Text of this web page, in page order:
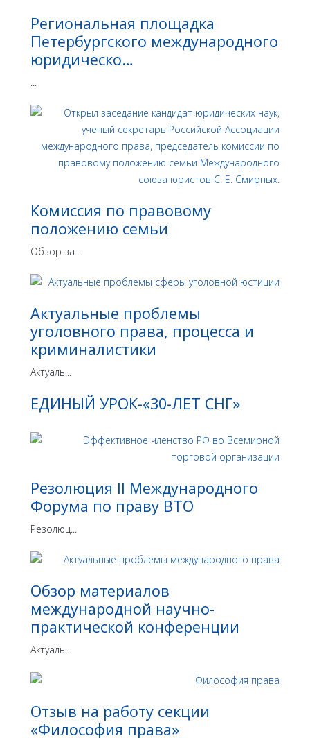
Региональная площадка
Петербургского международного
юридическо…
...
Комиссия по правовому
положению семьи
Обзор за...
Актуальные проблемы
уголовного права, процесса и
криминалистики
Актуаль...
ЕДИНЫЙ УРОК-«30-ЛЕТ СНГ»
Резолюция II Международного
Форума по праву ВТО
Резолюц...
Обзор материалов
международной научно-
практической конференции
Актуаль...
Отзыв на работу секции
«Философия права»